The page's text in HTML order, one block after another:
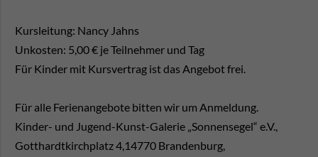
Kursleitung: Nancy Jahns
Unkosten: 5,00 € je Teilnehmer und Tag
Für Kinder mit Kursvertrag ist das Angebot frei.
Für alle Ferienangebote bitten wir um Anmeldung.
Kinder- und Jugend-Kunst-Galerie „Sonnensegel“ e.V.,
Gotthardtkirchplatz 4,14770 Brandenburg,